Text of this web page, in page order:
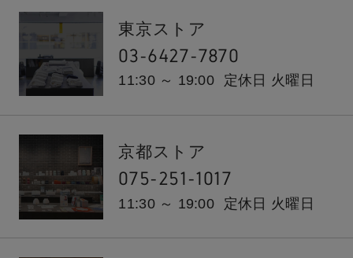
東京ストア
03-6427-7870
11:30 ～ 19:00 定休日 火曜日
京都ストア
075-251-1017
11:30 ～ 19:00 定休日 火曜日